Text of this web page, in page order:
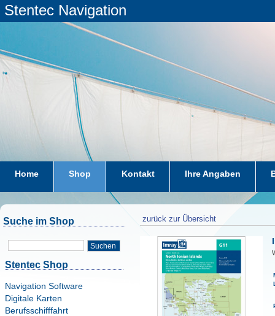
Stentec Navigation
Home Shop Kontakt Ihre Angaben
Suche im Shop
Suchen
Stentec Shop
Navigation Software
Digitale Karten
Berufsschifffahrt
zurück zur Übersicht